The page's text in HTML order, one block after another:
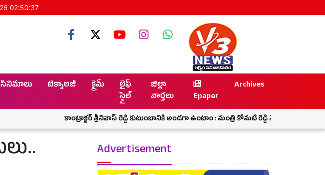
02:50:37
సినిమాలు టెక్నాలజీ క్రైమ్
లైఫ్
స్టైల్
జిల్లా
వార్తలు
Epaper
Archives
కాంట్రాక్టర్ శ్రీనివాస్ రెడ్డి కుటుంబానికి అండగా ఉంటాం : మంత్రి కోమటి రెడ్డి వెంకట్ రెడ్డి
Advertisement